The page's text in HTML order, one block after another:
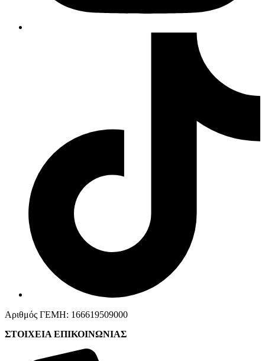
Αριθμός ΓΕΜΗ: 166619509000
ΣΤΟΙΧΕΙΑ ΕΠΙΚΟΙΝΩΝΙΑΣ